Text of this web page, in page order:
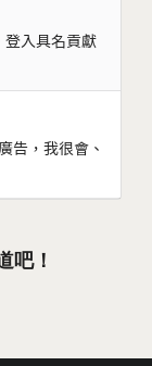
入具名貢獻
告，我很會、
吧！